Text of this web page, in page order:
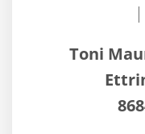
Toni